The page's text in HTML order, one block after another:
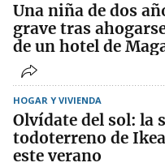
Una niña de dos
grave tras
de un hotel de
HOGAR Y VIVIENDA
Olvídate del sol: la
todoterreno de
este verano